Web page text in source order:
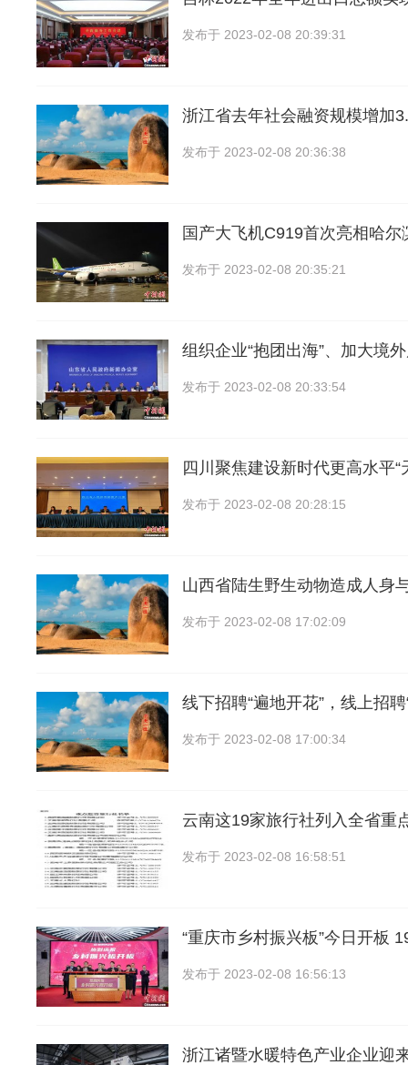
发布于 2023-02-08 20:39:31
浙江省去年社会融资规模增加
发布于 2023-02-08 20:36:38
国产大飞机C919首次亮相哈尔
发布于 2023-02-08 20:35:21
组织企业“抱团出海”、加大境
发布于 2023-02-08 20:33:54
四川聚焦建设新时代更高水平“
发布于 2023-02-08 20:28:15
山西省陆生野生动物造成人身
发布于 2023-02-08 17:02:09
线下招聘“遍地开花”，线上招聘
发布于 2023-02-08 17:00:34
云南这19家旅行社列入全省重
发布于 2023-02-08 16:58:51
“重庆市乡村振兴板”今日开板
发布于 2023-02-08 16:56:13
浙江诸暨水暖特色产业企业迎